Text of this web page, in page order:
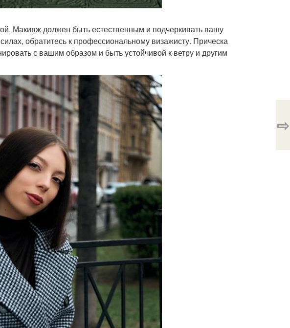
Макияж должен быть естественным и подчеркивать вашу
обратитесь к профессиональному визажисту. Прическа
с вашим образом и быть устойчивой к ветру и другим
⇨